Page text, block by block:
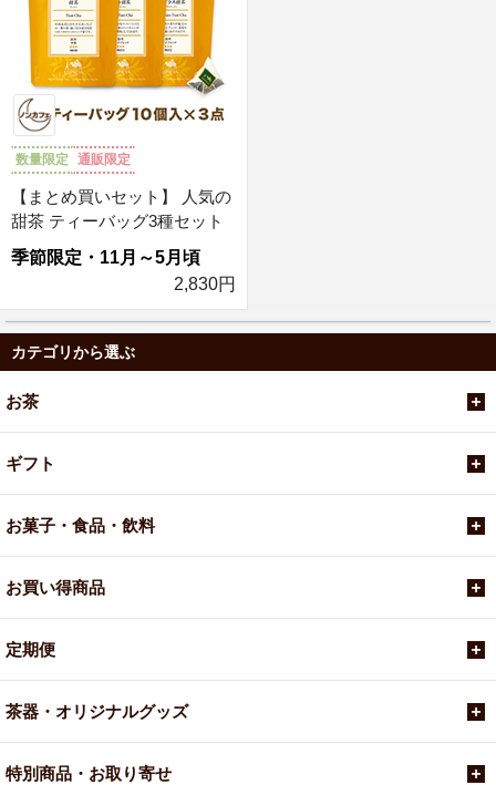
数量限定 通販限定
【まとめ買いセット】 人気の
甜茶 ティーバッグ3種セット
季節限定・11月～5月頃
2,830円
カテゴリから選ぶ
お茶
ギフト
お菓子・食品・飲料
お買い得商品
定期便
茶器・オリジナルグッズ
特別商品・お取り寄せ